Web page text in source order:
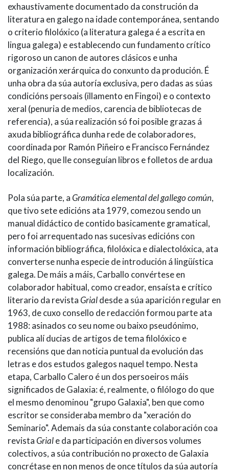
exhaustivamente documentado da construción da
literatura en galego na idade contemporánea, sentando
o criterio filolóxico (a literatura galega é a escrita en
lingua galega) e establecendo cun fundamento crítico
rigoroso un canon de autores clásicos e unha
organización xerárquica do conxunto da produción. É
unha obra da súa autoría exclusiva, pero dadas as súas
condicións persoais (illamento en Fingoi) e o contexto
xeral (penuria de medios, carencia de bibliotecas de
referencia), a súa realización só foi posible grazas á
axuda bibliográfica dunha rede de colaboradores,
coordinada por Ramón Piñeiro e Francisco Fernández
del Riego, que lle conseguían libros e folletos de ardua
localización.
Pola súa parte, aGramática elemental del gallego común,
que tivo sete edicións ata 1979, comezou sendo un
manual didáctico de contido basicamente gramatical,
pero foi arrequentado nas sucesivas edicións con
información bibliográfica, filolóxica e dialectolóxica, ata
converterse nunha especie de introdución á lingüística
galega. De máis a máis, Carballo convértese en
colaborador habitual, como creador, ensaísta e crítico
literario da revistaGrialdesde a súa aparición regular en
1963, de cuxo consello de redacción formou parte ata
1988: asinados co seu nome ou baixo pseudónimo,
publica alí ducias de artigos de tema filolóxico e
recensións que dan noticia puntual da evolución das
letras e dos estudos galegos naquel tempo. Nesta
etapa, Carballo Calero é un dos persoeiros máis
significados de Galaxia: é, realmente, o filólogo do que
el mesmo denominou "grupo Galaxia", ben que como
escritor se consideraba membro da "xeración do
Seminario". Ademais da súa constante colaboración coa
revistaGriale da participación en diversos volumes
colectivos, a súa contribución no proxecto de Galaxia
concrétase en non menos de once títulos da súa autoría